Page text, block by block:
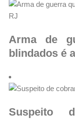
Arma de
blindados é
Suspeito